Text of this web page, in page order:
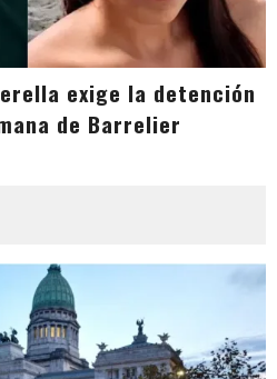
exige la detención
de Barrelier